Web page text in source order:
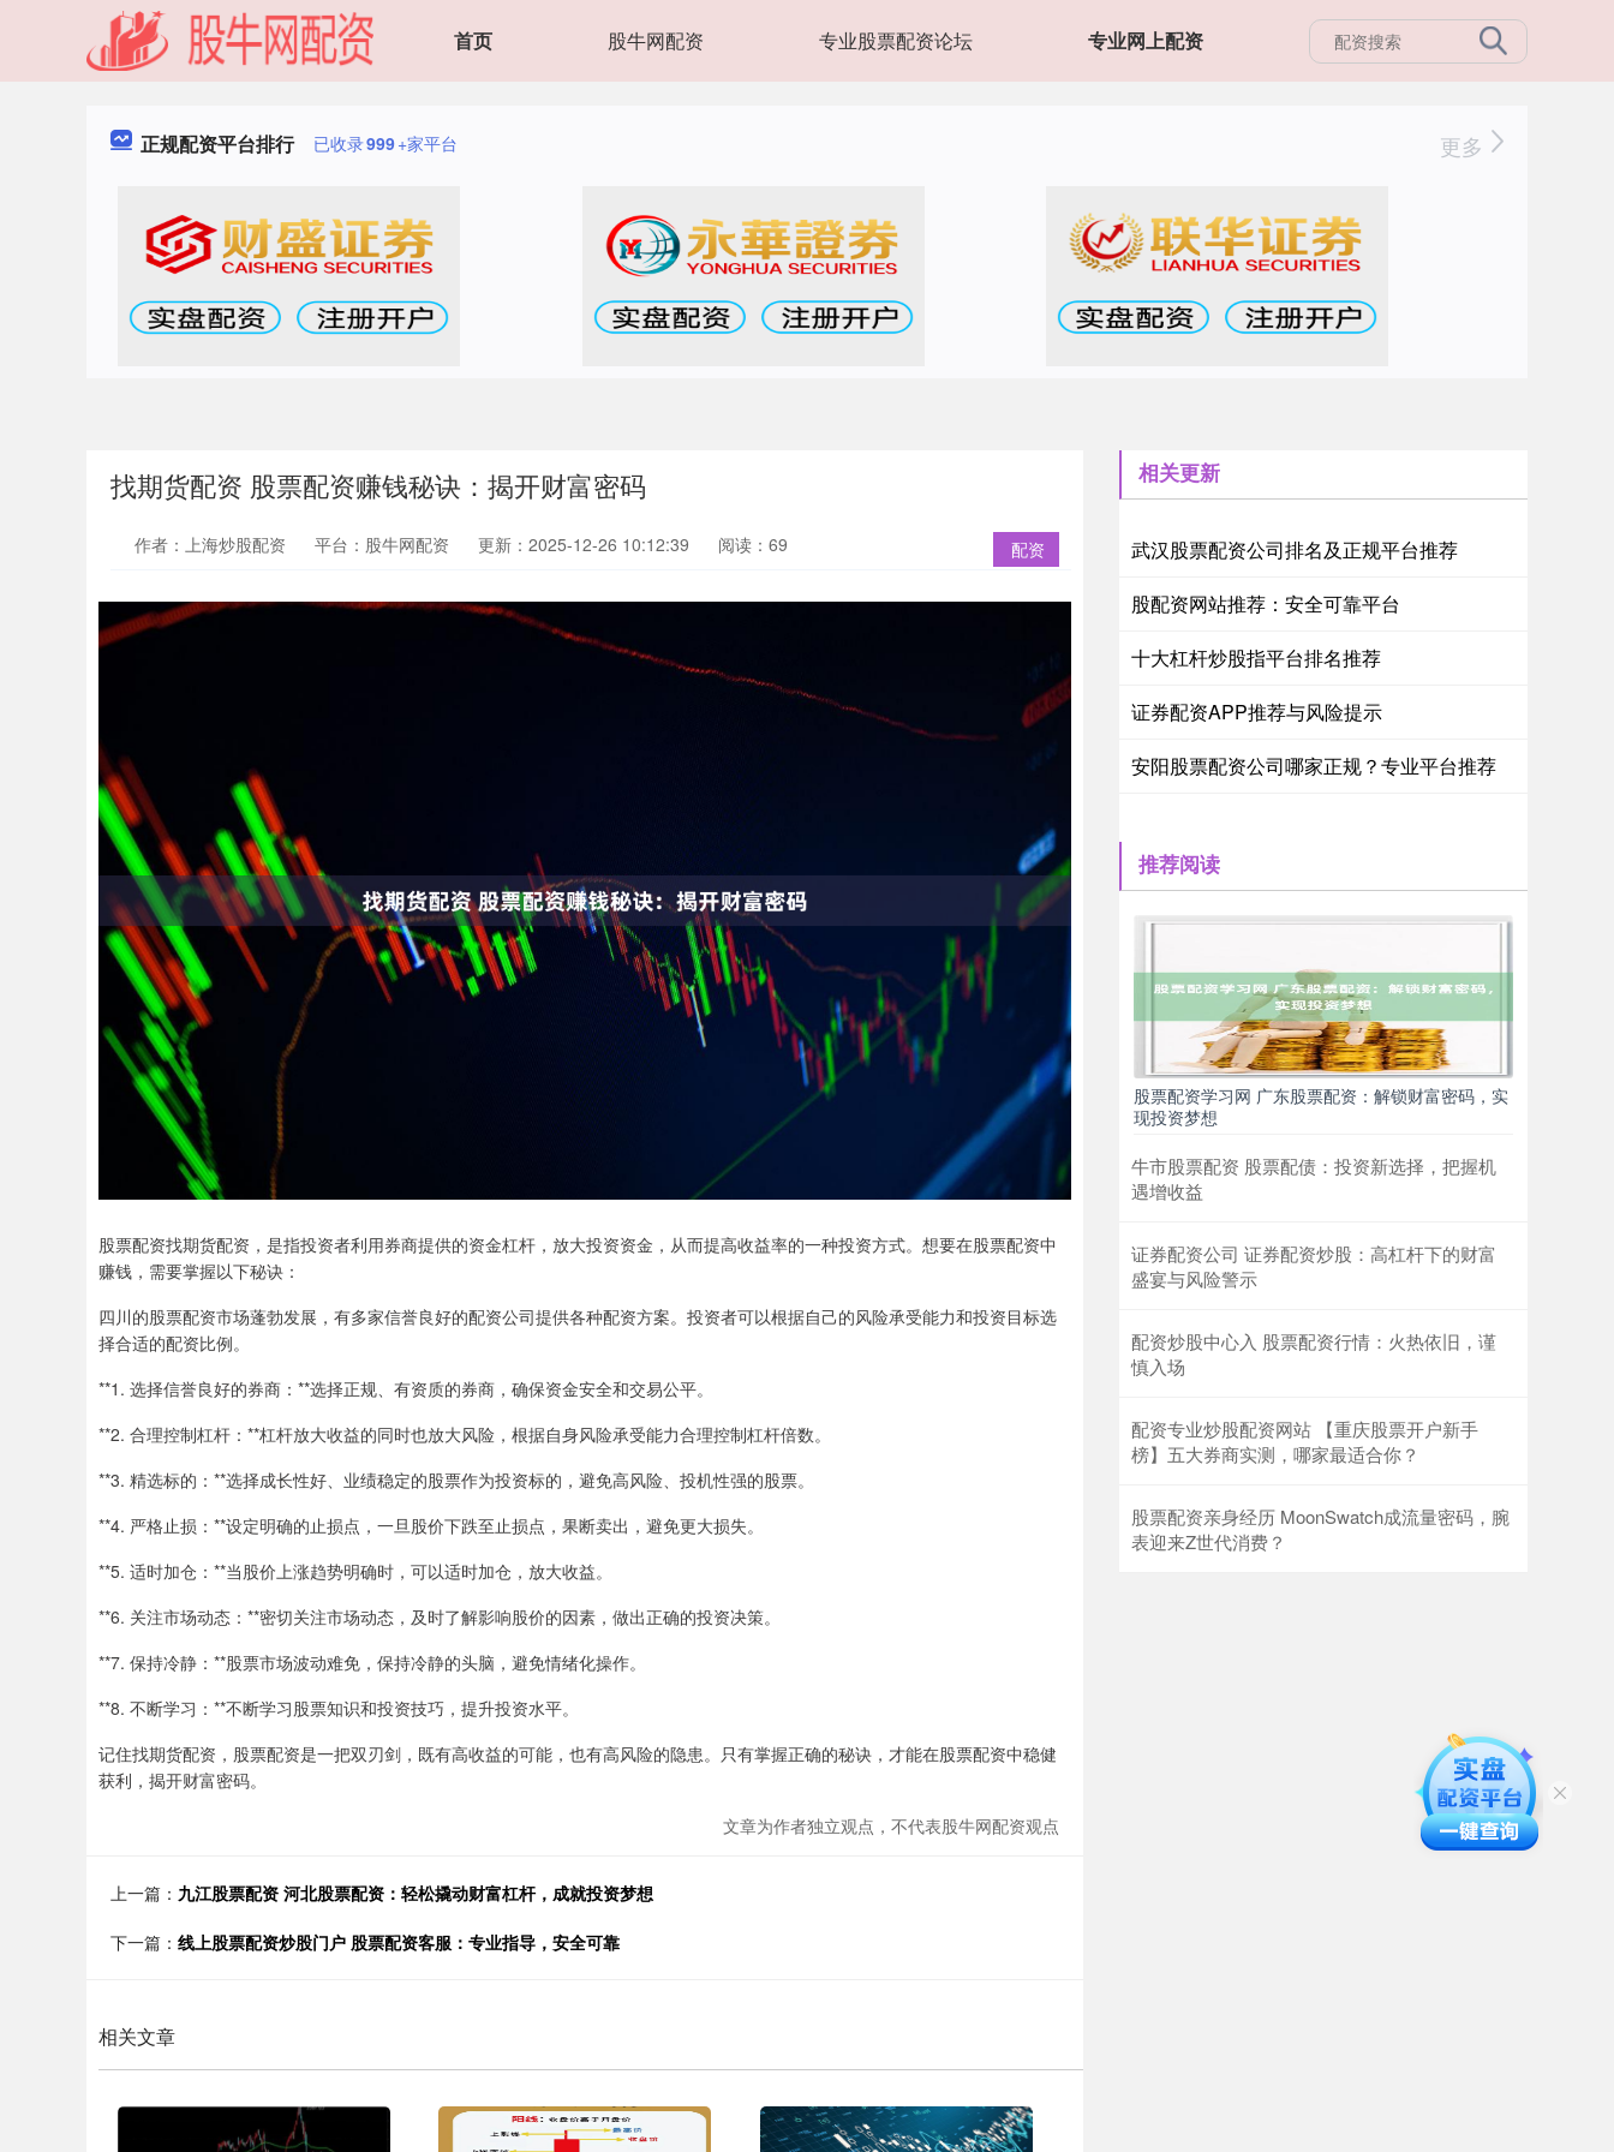
首页 股牛网配资 专业股票配资论坛 专业网上配资
正规配资平台排行 已收录999+家平台 更多
找期货配资 股票配资赚钱秘诀：揭开财富密码
配资
作者：上海炒股配资 平台：股牛网配资 更新：2025-12-26 10:12:39 阅读：69
股票配资找期货配资，是指投资者利用券商提供的资金杠杆，放大投资资金，从而提高收益率的一种投资方式。想要在股票配资中
赚钱，需要掌握以下秘诀：
四川的股票配资市场蓬勃发展，有多家信誉良好的配资公司提供各种配资方案。投资者可以根据自己的风险承受能力和投资目标选
择合适的配资比例。
**1. 选择信誉良好的券商：**选择正规、有资质的券商，确保资金安全和交易公平。
**2. 合理控制杠杆：**杠杆放大收益的同时也放大风险，根据自身风险承受能力合理控制杠杆倍数。
**3. 精选标的：**选择成长性好、业绩稳定的股票作为投资标的，避免高风险、投机性强的股票。
**4. 严格止损：**设定明确的止损点，一旦股价下跌至止损点，果断卖出，避免更大损失。
**5. 适时加仓：**当股价上涨趋势明确时，可以适时加仓，放大收益。
**6. 关注市场动态：**密切关注市场动态，及时了解影响股价的因素，做出正确的投资决策。
**7. 保持冷静：**股票市场波动难免，保持冷静的头脑，避免情绪化操作。
**8. 不断学习：**不断学习股票知识和投资技巧，提升投资水平。
记住找期货配资，股票配资是一把双刃剑，既有高收益的可能，也有高风险的隐患。只有掌握正确的秘诀，才能在股票配资中稳健
获利，揭开财富密码。
文章为作者独立观点，不代表股牛网配资观点
上一篇： 九江股票配资 河北股票配资：轻松撬动财富杠杆，成就投资梦想
下一篇： 线上股票配资炒股门户 股票配资客服：专业指导，安全可靠
相关文章
相关更新
武汉股票配资公司排名及正规平台推荐
股配资网站推荐：安全可靠平台
十大杠杆炒股指平台排名推荐
证券配资APP推荐与风险提示
安阳股票配资公司哪家正规？专业平台推荐
推荐阅读
股票配资学习网 广东股票配资：解锁财富密码，实
现投资梦想
牛市股票配资 股票配债：投资新选择，把握机
遇增收益
证券配资公司 证券配资炒股：高杠杆下的财富
盛宴与风险警示
配资炒股中心入 股票配资行情：火热依旧，谨
慎入场
配资专业炒股配资网站 【重庆股票开户新手
榜】五大券商实测，哪家最适合你？
股票配资亲身经历 MoonSwatch成流量密码，腕
表迎来Z世代消费？